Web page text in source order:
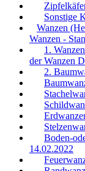
Sonstige
Wanzen
Wanzen -
1.
der Wanzen
2.
Boden-
14.02.2022